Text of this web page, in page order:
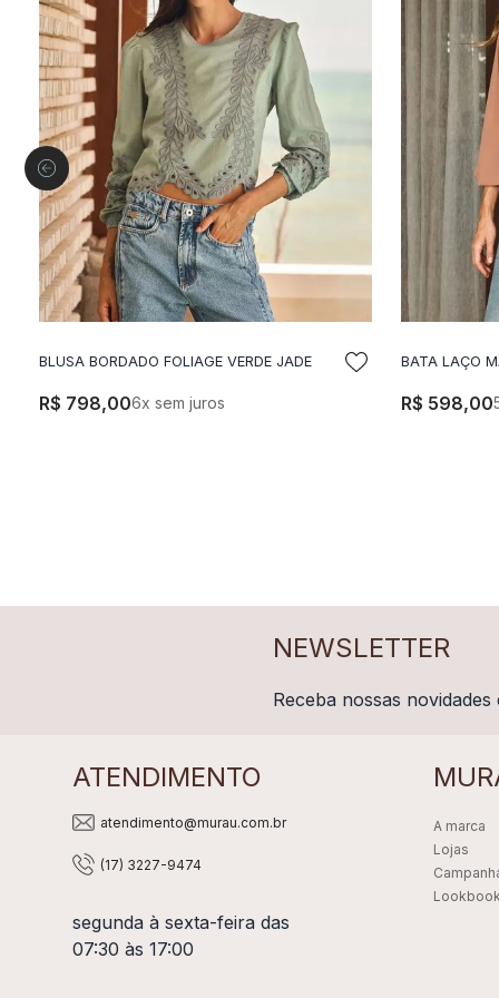
ADICIONAR A SACOLA
BLUSA BORDADO FOLIAGE VERDE JADE
R$ 798,006x sem juros
BATA LAÇO
R$ 598,00
NEWSLETTER
Receba nossas
ATENDIMENTO
atendimento@murau.com.br
(17) 3227-9474
segunda à sexta-feira das
07:30 às 17:00
A marca
Lojas